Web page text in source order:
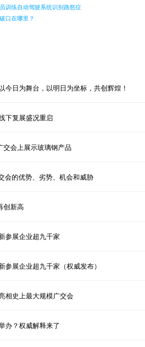
训练自动驾驶系统识别路怒症
口在哪里？
今日为舞台，以明日为坐标，共创辉煌！
下复展盛况重启
交会上展示玻璃钢产品
会的优势、劣势、机会和威胁
创新高
参展企业超九千家
参展企业超九千家（权威发布）
相史上最大规模广交会
办？权威解释来了